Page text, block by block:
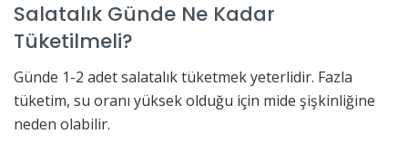
Salatalık Günde Ne Kadar
Tüketilmeli?
Günde 1-2 adet salatalık tüketmek yeterlidir. Fazla
tüketim, su oranı yüksek olduğu için mide şişkinliğine
neden olabilir.